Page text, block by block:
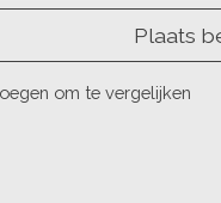
Plaats
om te vergelijken